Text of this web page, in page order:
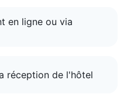
en ligne ou via
réception de l'hôtel